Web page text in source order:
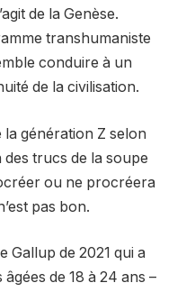
de la Genèse.
transhumaniste
conduire à un
de la civilisation.
la génération Z selon
des trucs de la soupe
ou ne procréera
pas bon.
Gallup de 2021 qui a
de 18 à 24 ans –